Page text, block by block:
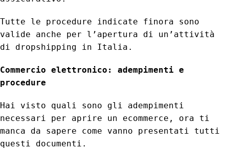
Tutte le procedure indicate finora sono
valide anche per l’apertura di un’attività
di dropshipping in Italia.
Commercio elettronico: adempimenti e
procedure
Hai visto quali sono gli adempimenti
necessari per aprire un ecommerce, ora ti
manca da sapere come vanno presentati tutti
questi documenti.